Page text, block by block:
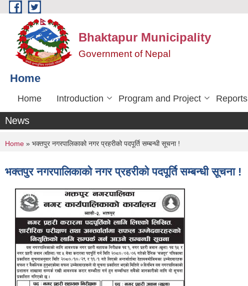
Skip to main content
Bhaktapur Municipality
Government of Nepal
Home
Home Introduction Program and Project Reports
News
You are here
Home » भक्तपुर नगरपालिकाको नगर प्रहरीको पदपूर्ति सम्बन्धी सूचना !
भक्तपुर नगरपालिकाको नगर प्रहरीको पदपूर्ति सम्बन्धी सूचना !